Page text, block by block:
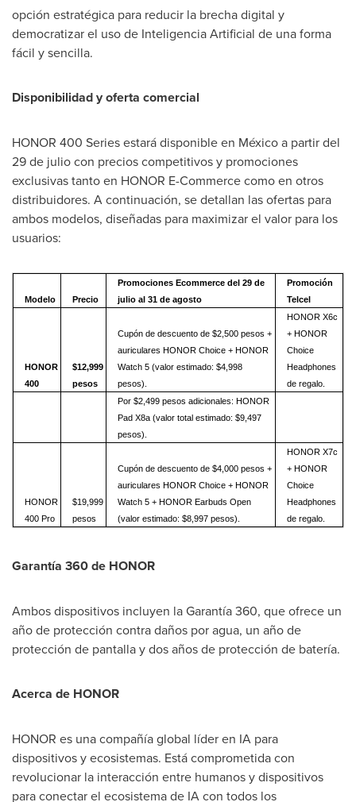
opción estratégica para reducir la brecha digital y
democratizar el uso de Inteligencia Artificial de una forma
fácil y sencilla.
Disponibilidad y oferta comercial
HONOR 400 Series estará disponible en México a partir del
29 de julio con precios competitivos y promociones
exclusivas tanto en HONOR E-Commerce como en otros
distribuidores. A continuación, se detallan las ofertas para
ambos modelos, diseñadas para maximizar el valor para los
usuarios:
Modelo Precio
Promociones Ecommerce del 29 de
julio al 31 de agosto
Promoción
Telcel
HONOR
400
$12,999
pesos
Cupón de descuento de $2,500 pesos +
auriculares HONOR Choice + HONOR
Watch 5 (valor estimado: $4,998
pesos).
HONOR X6c
+ HONOR
Choice
Headphones
de regalo.
Por $2,499 pesos adicionales: HONOR
Pad X8a (valor total estimado: $9,497
pesos).
HONOR
400 Pro
$19,999
pesos
Cupón de descuento de $4,000 pesos +
auriculares HONOR Choice + HONOR
Watch 5 + HONOR Earbuds Open
(valor estimado: $8,997 pesos).
HONOR X7c
+ HONOR
Choice
Headphones
de regalo.
Garantía 360 de HONOR
Ambos dispositivos incluyen la Garantía 360, que ofrece un
año de protección contra daños por agua, un año de
protección de pantalla y dos años de protección de batería.
Acerca de HONOR
HONOR es una compañía global líder en IA para
dispositivos y ecosistemas. Está comprometida con
revolucionar la interacción entre humanos y dispositivos
para conectar el ecosistema de IA con todos los